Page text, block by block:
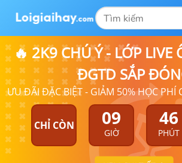
🔥 2K9 CHÚ Ý - LỚP
ĐGTD SẮP
ƯU ĐÃI ĐẶC BIỆT - GIẢM 50% HỌC PHÍ
CHỈ CÒN 09
GIỜ
46
PHÚT